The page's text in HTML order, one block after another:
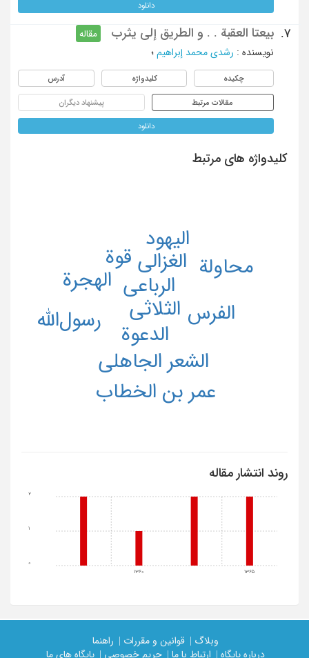
دانلود
7. بیعتا العقبة . . و الطریق إلی یثرب
مقاله
نویسنده : رشدی محمد إبراهیم ؛
چکیده کلیدواژه آدرس
مقالات مرتبط پیشنهاد دیگران
دانلود
کلیدواژه های مرتبط
الثلاثی
الدعوة
الرباعی
الشعر الجاهلی
الغزالی
الفرس
الهجرة
الیهود
رسول‌الله
عمر بن الخطاب
قوة محاولة
روند انتشار مقاله
1360 1365
0
1
2
وبلاگ | قوانین و مقررات |
راهنما
درباره پایگاه |
ارتباط با ما | حریم خصوصی | پایگاه های ما